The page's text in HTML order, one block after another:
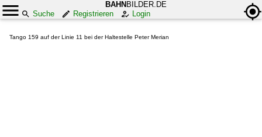
BAHN BILDER.DE
Suche
Registrieren Login
Tango 159 auf der Linie 11 bei der Haltestelle Peter Merian